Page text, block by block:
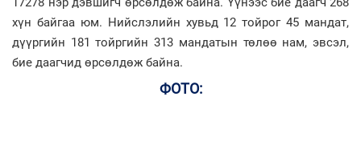
хүн байгаа юм. Нийслэлийн хувьд 12 тойрог 45 мандат,
дүүргийн 181 тойргийн 313 мандатын төлөө нам, эвсэл,
бие даагчид өрсөлдөж байна.
ФОТО: